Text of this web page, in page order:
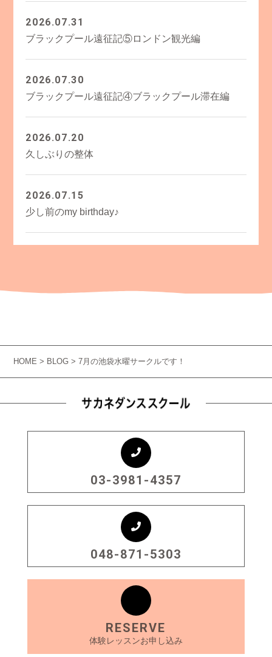
2026.07.31
ブラックプール遠征記⑤ロンドン観光編
2026.07.30
ブラックプール遠征記④ブラックプール滞在編
2026.07.20
久しぶりの整体
2026.07.15
少し前のmy birthday♪
HOME> BLOG > 7月の池袋水曜サークルです！
03-3981-4357
048-871-5303
RESERVE
体験レッスンお申し込み